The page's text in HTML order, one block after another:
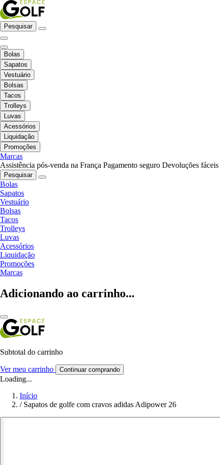
Pesquisar
Bolas
Sapatos
Vestuário
Bolsas
Tacos
Trolleys
Luvas
Acessórios
Liquidação
Promoções
Marcas
Assistência pós-venda na França Pagamento seguro Devoluções fáceis
Pesquisar
Bolas
Sapatos
Vestuário
Bolsas
Tacos
Trolleys
Luvas
Acessórios
Liquidação
Promoções
Marcas
Adicionando ao carrinho...
Subtotal do carrinho
Ver meu carrinho Continuar comprando
Loading...
Início
/ Sapatos de golfe com cravos adidas Adipower 26